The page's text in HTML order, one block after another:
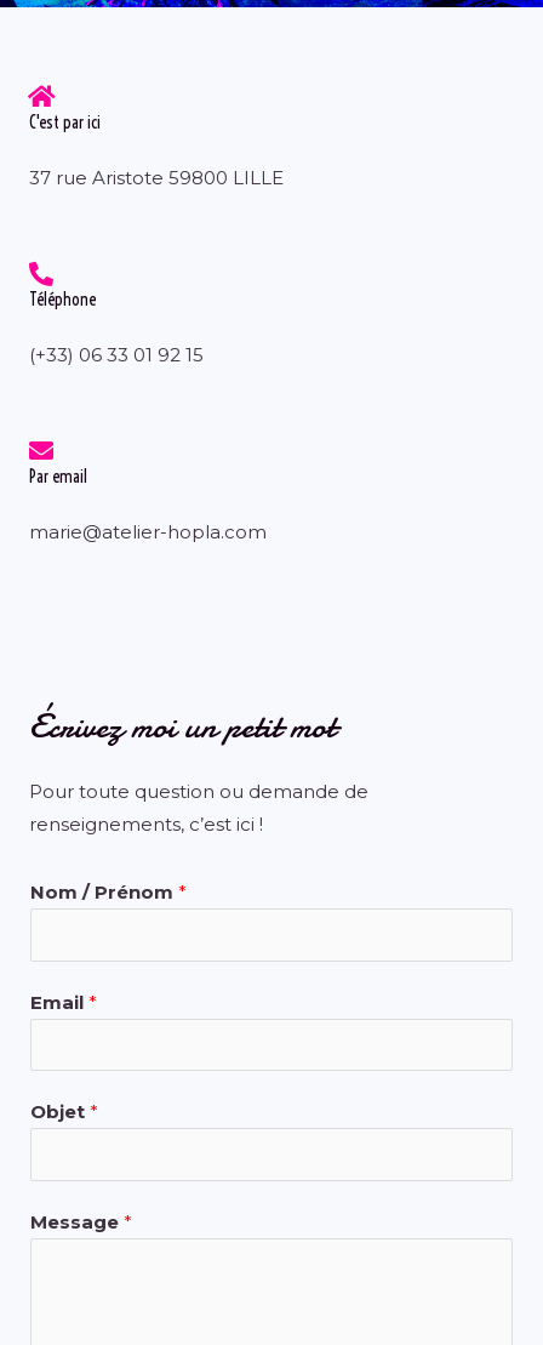
k
C'est par ici
37 rue Aristote 59800 LILLE
Téléphone
(+33) 06 33 01 92 15
Par email
marie@atelier-hopla.com
Écrivez moi un petit mot
Pour toute question ou demande de
renseignements, c’est ici !
Nom / Prénom *
Email *
Objet *
Message *